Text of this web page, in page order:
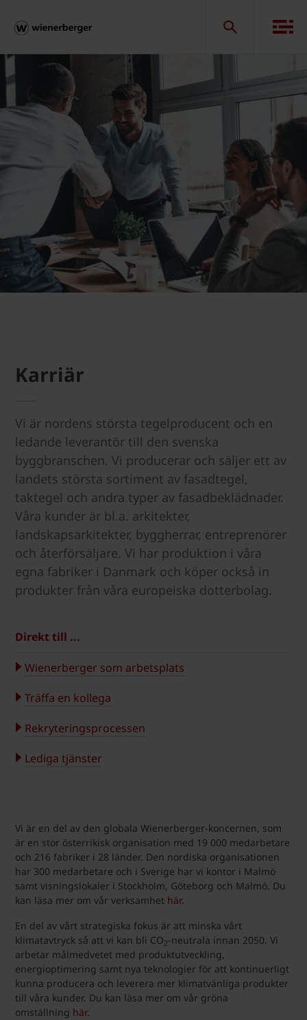
Karriär
Vi är nordens största tegelproducent och en
ledande leverantör till den svenska
byggbranschen. Vi producerar och säljer ett av
landets största sortiment av fasadtegel,
taktegel och andra typer av fasadbeklädnader.
Våra kunder är bl.a. arkitekter,
landskapsarkitekter, byggherrar, entreprenörer
och återförsäljare. Vi har produktion i våra
egna fabriker i Danmark och köper också in
produkter från våra europeiska dotterbolag.
Direkt till ...
Wienerberger som arbetsplats
Träffa en kollega
Rekryteringsprocessen
Lediga tjänster
Vi är en del av den globala Wienerberger-koncernen, som
är en stor österrikisk organisation med 19 000 medarbetare
och 216 fabriker i 28 länder. Den nordiska organisationen
har 300 medarbetare och i Sverige har vi kontor i Malmö
samt visningslokaler i Stockholm, Göteborg och Malmö. Du
kan läsa mer om vår verksamhet här.
En del av vårt strategiska fokus är att minska vårt
klimatavtryck så att vi kan bli CO2-neutrala innan 2050. Vi
arbetar målmedvetet med produktutveckling,
energioptimering samt nya teknologier för att kontinuerligt
kunna producera och leverera mer klimatvänliga produkter
till våra kunder. Du kan läsa mer om vår gröna
omställning här.